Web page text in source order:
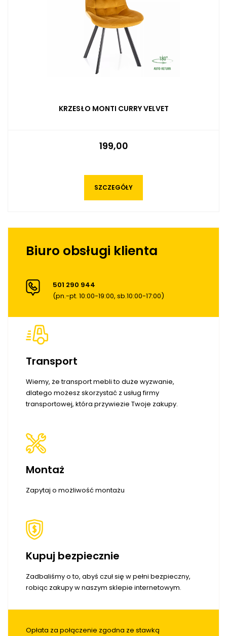
KRZESŁO MONTI CURRY VELVET
199,00
SZCZEGÓŁY
Biuro obsługi klienta
501 290 944
(pn.-pt. 10:00-19:00, sb.10:00-17:00)
Transport
Wiemy, że transport mebli to duże wyzwanie,
dlatego możesz skorzystać z usług firmy
transportowej, która przywiezie Twoje zakupy.
Montaż
Zapytaj o możliwość montażu
Kupuj bezpiecznie
Zadbaliśmy o to, abyś czuł się w pełni bezpieczny,
robiąc zakupy w naszym sklepie internetowym.
Opłata za połączenie zgodna ze stawką